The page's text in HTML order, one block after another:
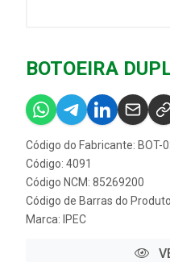
BOTOEIRA
Código do Fabricante: BOT-
Código: 4091
Código NCM: 85269200
Código de Barras do
Marca: IPEC